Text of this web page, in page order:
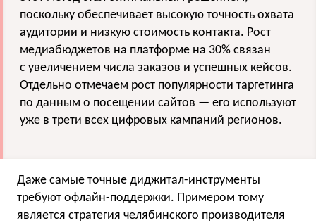
поскольку обеспечивает высокую точность охвата
аудитории и низкую стоимость контакта. Рост
медиабюджетов на платформе на 30% связан
с увеличением числа заказов и успешных кейсов.
Отдельно отмечаем рост популярности таргетинга
по данным о посещении сайтов — его используют
уже в трети всех цифровых кампаний регионов.
Даже самые точные диджитал-инструменты
требуют офлайн-поддержки. Примером тому
является стратегия челябинского производителя